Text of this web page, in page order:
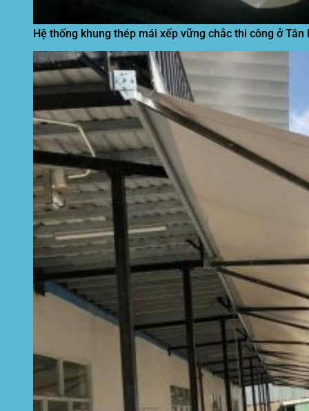
Hệ thống khung thép mái xếp vững chắc thi công ở Tân